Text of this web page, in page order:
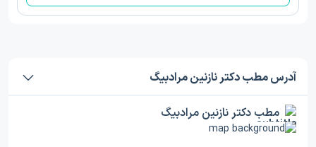
آدرس مطب دکتر نازنین مرادبیگ
مطب دکتر نازنین مرادبیگ